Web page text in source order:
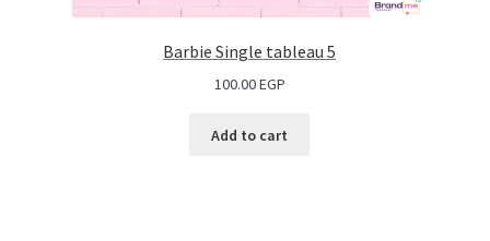
Barbie Single tableau 5
100.00EGP
Add to cart